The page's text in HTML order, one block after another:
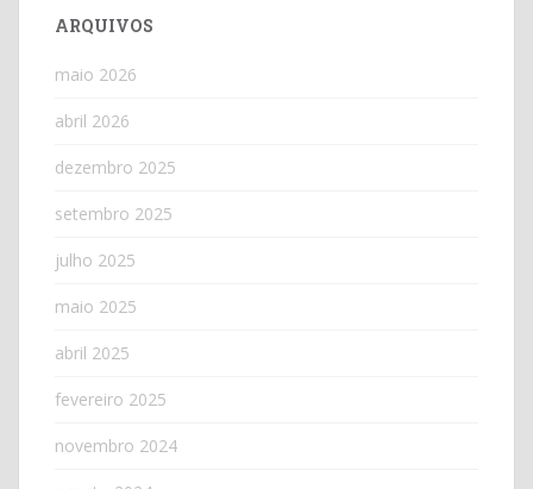
ARQUIVOS
maio 2026
abril 2026
dezembro 2025
setembro 2025
julho 2025
maio 2025
abril 2025
fevereiro 2025
novembro 2024